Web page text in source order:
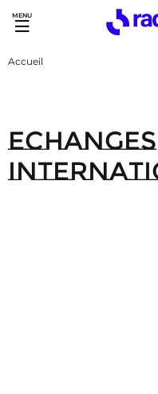
Accès direct :
Menu principal
Accueil
Echanges